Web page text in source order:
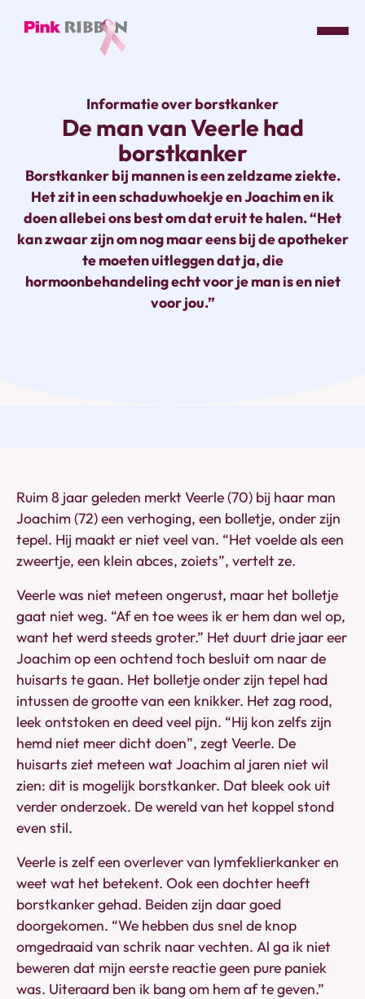
naar
homepage
Informatie over borstkanker
De man van Veerle had
borstkanker
Borstkanker bij mannen is een zeldzame ziekte.
Het zit in een schaduwhoekje en Joachim en ik
doen allebei ons best om dat eruit te halen. “Het
kan zwaar zijn om nog maar eens bij de apotheker
te moeten uitleggen dat ja, die
hormoonbehandeling echt voor je man is en niet
voor jou.”
Ruim 8 jaar geleden merkt Veerle (70) bij haar man
Joachim (72) een verhoging, een bolletje, onder zijn
tepel. Hij maakt er niet veel van. “Het voelde als een
zweertje, een klein abces, zoiets”, vertelt ze.
Veerle was niet meteen ongerust, maar het bolletje
gaat niet weg. “Af en toe wees ik er hem dan wel op,
want het werd steeds groter.” Het duurt drie jaar eer
Joachim op een ochtend toch besluit om naar de
huisarts te gaan. Het bolletje onder zijn tepel had
intussen de grootte van een knikker. Het zag rood,
leek ontstoken en deed veel pijn. “Hij kon zelfs zijn
hemd niet meer dicht doen”, zegt Veerle. De
huisarts ziet meteen wat Joachim al jaren niet wil
zien: dit is mogelijk borstkanker. Dat bleek ook uit
verder onderzoek. De wereld van het koppel stond
even stil.
Veerle is zelf een overlever van lymfeklierkanker en
weet wat het betekent. Ook een dochter heeft
borstkanker gehad. Beiden zijn daar goed
doorgekomen. “We hebben dus snel de knop
omgedraaid van schrik naar vechten. Al ga ik niet
beweren dat mijn eerste reactie geen pure paniek
was. Uiteraard ben ik bang om hem af te geven.”